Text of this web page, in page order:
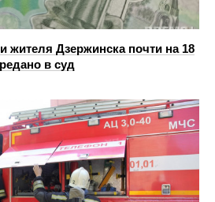
Дзержинска почти на 18
в суд